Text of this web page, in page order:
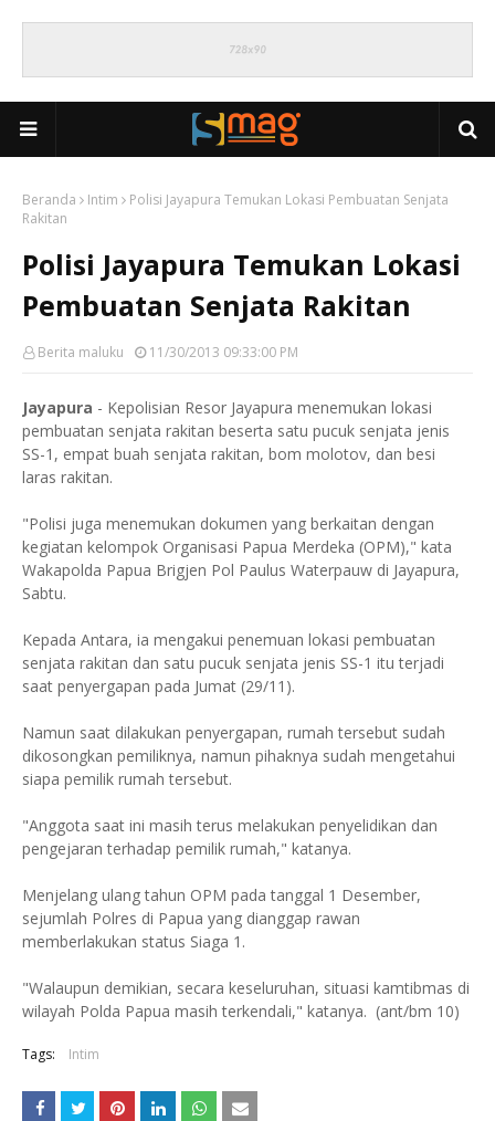
Beranda Intim
Polisi Jayapura Temukan Lokasi Pembuatan Senjata
Rakitan
Polisi Jayapura Temukan Lokasi
Pembuatan Senjata Rakitan
Berita maluku 11/30/2013 09:33:00 PM
Jayapura - Kepolisian Resor Jayapura menemukan lokasi
pembuatan senjata rakitan beserta satu pucuk senjata jenis
SS-1, empat buah senjata rakitan, bom molotov, dan besi
laras rakitan.
"Polisi juga menemukan dokumen yang berkaitan dengan
kegiatan kelompok Organisasi Papua Merdeka (OPM)," kata
Wakapolda Papua Brigjen Pol Paulus Waterpauw di Jayapura,
Sabtu.
Kepada Antara, ia mengakui penemuan lokasi pembuatan
senjata rakitan dan satu pucuk senjata jenis SS-1 itu terjadi
saat penyergapan pada Jumat (29/11).
Namun saat dilakukan penyergapan, rumah tersebut sudah
dikosongkan pemiliknya, namun pihaknya sudah mengetahui
siapa pemilik rumah tersebut.
"Anggota saat ini masih terus melakukan penyelidikan dan
pengejaran terhadap pemilik rumah," katanya.
Menjelang ulang tahun OPM pada tanggal 1 Desember,
sejumlah Polres di Papua yang dianggap rawan
memberlakukan status Siaga 1.
"Walaupun demikian, secara keseluruhan, situasi kamtibmas di
wilayah Polda Papua masih terkendali," katanya. (ant/bm 10)
Tags: Intim